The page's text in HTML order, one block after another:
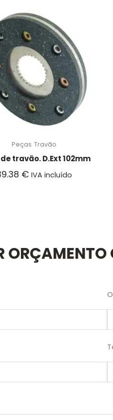
Peças Travão
travão. D.Ext 102mm
€ IVA incluído